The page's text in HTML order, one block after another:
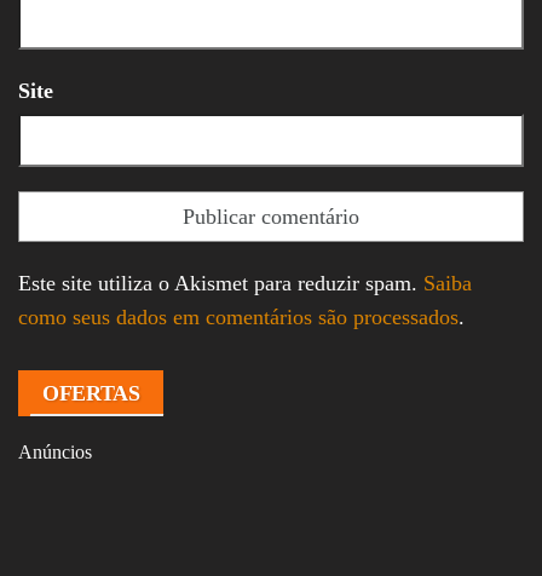
Site
Este site utiliza o Akismet para reduzir spam. Saiba
como seus dados em comentários são processados.
OFERTAS
Anúncios